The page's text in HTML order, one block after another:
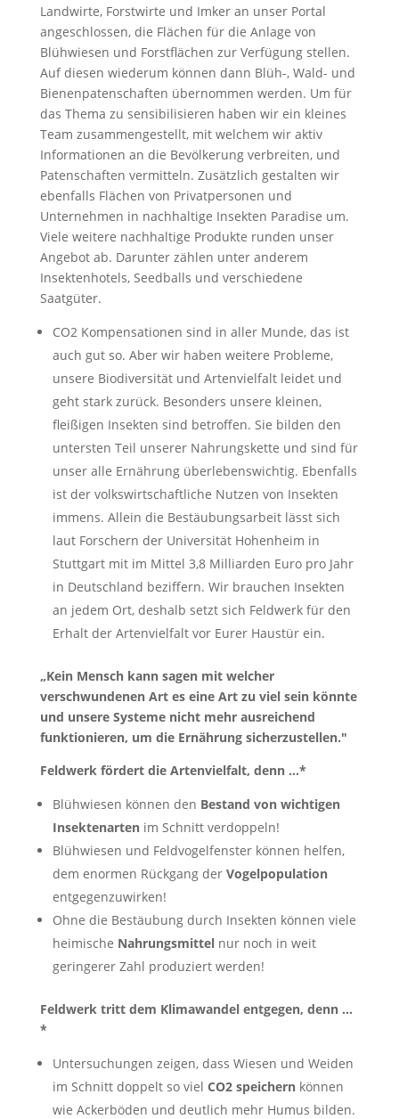
Landwirte, Forstwirte und Imker an unser Portal
angeschlossen, die Flächen für die Anlage von
Blühwiesen und Forstflächen zur Verfügung stellen.
Auf diesen wiederum können dann Blüh-, Wald- und
Bienenpatenschaften übernommen werden. Um für
das Thema zu sensibilisieren haben wir ein kleines
Team zusammengestellt, mit welchem wir aktiv
Informationen an die Bevölkerung verbreiten, und
Patenschaften vermitteln. Zusätzlich gestalten wir
ebenfalls Flächen von Privatpersonen und
Unternehmen in nachhaltige Insekten Paradise um.
Viele weitere nachhaltige Produkte runden unser
Angebot ab. Darunter zählen unter anderem
Insektenhotels, Seedballs und verschiedene
Saatgüter.
CO2 Kompensationen sind in aller Munde, das ist
auch gut so. Aber wir haben weitere Probleme,
unsere Biodiversität und Artenvielfalt leidet und
geht stark zurück. Besonders unsere kleinen,
fleißigen Insekten sind betroffen. Sie bilden den
untersten Teil unserer Nahrungskette und sind für
unser alle Ernährung überlebenswichtig. Ebenfalls
ist der volkswirtschaftliche Nutzen von Insekten
immens. Allein die Bestäubungsarbeit lässt sich
laut Forschern der Universität Hohenheim in
Stuttgart mit im Mittel 3,8 Milliarden Euro pro Jahr
in Deutschland beziffern. Wir brauchen Insekten
an jedem Ort, deshalb setzt sich Feldwerk für den
Erhalt der Artenvielfalt vor Eurer Haustür ein.
„Kein Mensch kann sagen mit welcher
verschwundenen Art es eine Art zu viel sein könnte
und unsere Systeme nicht mehr ausreichend
funktionieren, um die Ernährung sicherzustellen."
Feldwerk fördert die Artenvielfalt, denn …*
Blühwiesen können den Bestand von wichtigen
Insektenartenim Schnitt verdoppeln!
Blühwiesen und Feldvogelfenster können helfen,
dem enormen Rückgang der Vogelpopulation
entgegenzuwirken!
Ohne die Bestäubung durch Insekten können viele
heimische Nahrungsmittelnur noch in weit
geringerer Zahl produziert werden!
Feldwerk tritt dem Klimawandel entgegen, denn …
*
Untersuchungen zeigen, dass Wiesen und Weiden
im Schnitt doppelt so viel CO2 speichernkönnen
wie Ackerböden und deutlich mehr Humus bilden.